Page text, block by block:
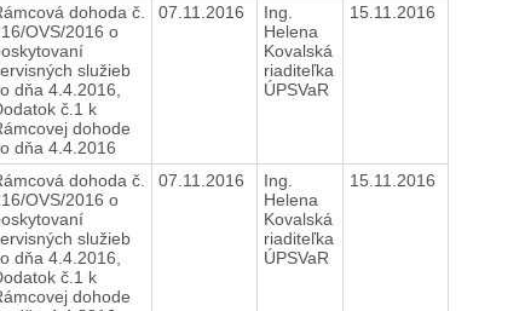
dohoda č.
OVS/2016 o
služieb
dňa 4.4.2016,
č.1 k
dohode
dňa 4.4.2016
07.11.2016
Ing.
Helena
Kovalská
riaditeľka
ÚPSVaR
15.11.2016
dohoda č.
OVS/2016 o
služieb
dňa 4.4.2016,
č.1 k
dohode
07.11.2016
Ing.
Helena
Kovalská
riaditeľka
ÚPSVaR
15.11.2016